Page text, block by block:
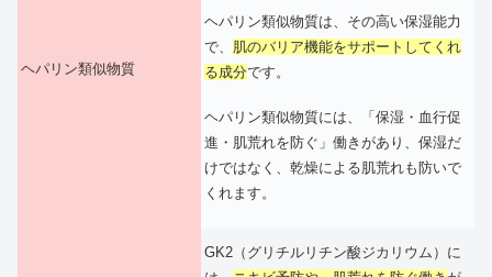
ヘパリン類似物質
ヘパリン類似物質は、その高い保湿能力
で、 肌のバリア機能をサポートしてくれ
る成分です。
ヘパリン類似物質には、「保湿・血行促
進・肌荒れを防ぐ」働きがあり、保湿だ
けではなく、乾燥による肌荒れも防いで
くれます。
GK2（グリチルリチン酸ジカリウム）に